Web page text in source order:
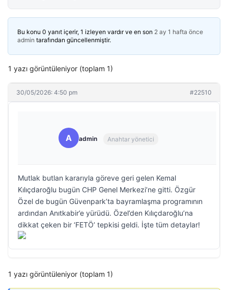
Bu konu 0 yanıt içerir, 1 izleyen vardır ve en son 2 ay 1 hafta önce
admin tarafından güncellenmiştir.
1 yazı görüntüleniyor (toplam 1)
30/05/2026: 4:50 pm #22510
A admin Anahtar yönetici
Mutlak butlan kararıyla göreve geri gelen Kemal
Kılıçdaroğlu bugün CHP Genel Merkezi’ne gitti. Özgür
Özel de bugün Güvenpark’ta bayramlaşma programının
ardından Anıtkabir’e yürüdü. Özel’den Kılıçdaroğlu’na
dikkat çeken bir ‘FETÖ’ tepkisi geldi. İşte tüm detaylar!
1 yazı görüntüleniyor (toplam 1)